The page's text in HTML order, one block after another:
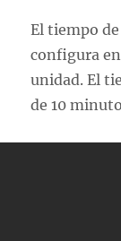
El tiempo
configura
unidad. El
de 10